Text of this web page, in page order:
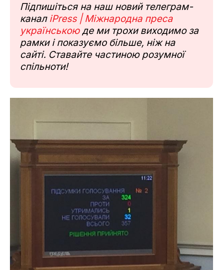
Підпишіться на наш новий телеграм-
канал iPress | Міжнародна преса
українськоюде ми трохи виходимо за
рамки і показуємо більше, ніж на
сайті. Ставайте частиною розумної
спільноти!